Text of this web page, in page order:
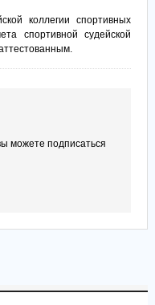
коллегии спортивных
спортивной судейской
можете подписаться